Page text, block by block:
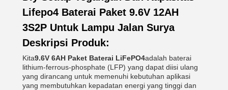
Lifepo4 Baterai Paket 9.6V 12AH
3S2P Untuk Lampu Jalan Surya
Deskripsi Produk:
Kita9.6V 6AH Paket Baterai LiFePO4adalah baterai
lithium-ferrous-phosphate (LFP) yang dapat diisi ulang
yang dirancang untuk memenuhi kebutuhan aplikasi
yang membutuhkan kepadatan energi yang tinggi dan